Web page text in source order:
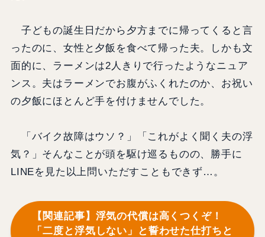
子どもの誕生日だから夕方までに帰ってくると言
ったのに、女性と夕飯を食べて帰った夫。しかも文
面的に、ラーメンは2人きりで行ったようなニュア
ンス。夫はラーメンでお腹がふくれたのか、お祝い
の夕飯にほとんど手を付けませんでした。
「バイク故障はウソ？」「これがよく聞く夫の浮
気？」そんなことが頭を駆け巡るものの、勝手に
LINEを見た以上問いただすこともできず…。
【関連記事】浮気の代償は高くつくぞ！
「二度と浮気しない」と誓わせた仕打ちと